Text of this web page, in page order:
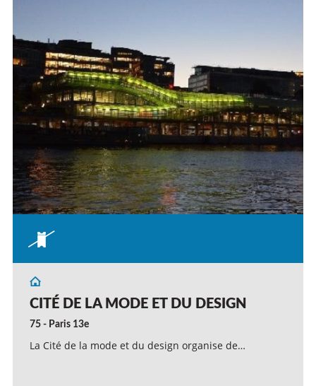
CITÉ DE LA MODE ET DU DESIGN
75 - Paris 13e
La Cité de la mode et du design organise de…